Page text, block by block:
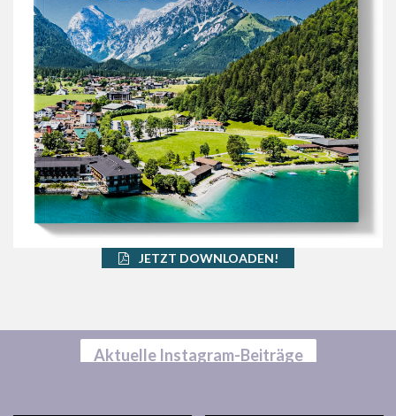
JETZT DOWNLOADEN!
Aktuelle Instagram-Beiträge